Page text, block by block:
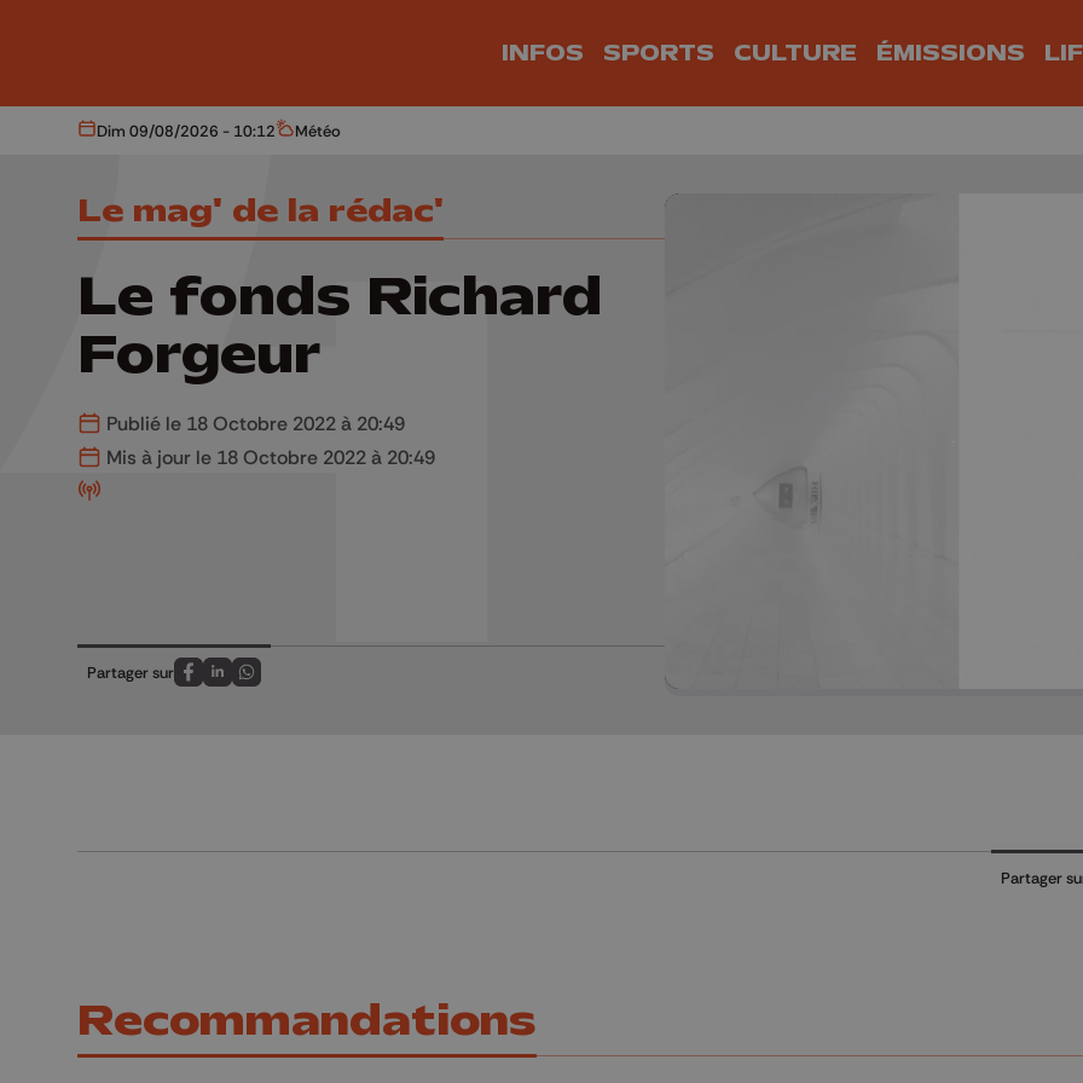
INFOS SPORTS CULTURE ÉMISSIONS
Aujourd'hui
Dim 09/08/2026 - 10:12 Météo
Météo
Le mag' de la rédac'
Le fonds Richard
Forgeur
Publié le 18 Octobre 2022 à 20:49
Mis à jour le 18 Octobre 2022 à 20:49
Partager sur
Partagez sur FaceBook
Partagez sur LinkedIn
Partagez sur Whatsapp
Partager
Recommandations